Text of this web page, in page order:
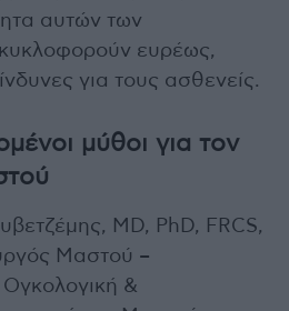
αυτών των
ευρέως,
για τους ασθενείς.
μύθοι για τον
MD, PhD, FRCS,
Μαστού –
Ογκολογική &